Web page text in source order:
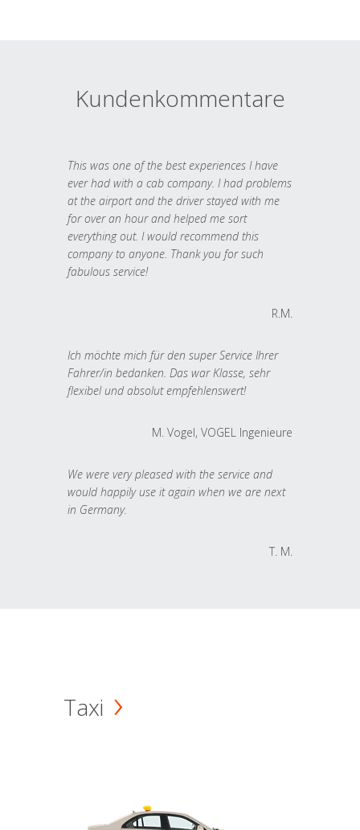
Kundenkommentare
This was one of the best experiences I have
ever had with a cab company. I had problems
at the airport and the driver stayed with me
for over an hour and helped me sort
everything out. I would recommend this
company to anyone. Thank you for such
fabulous service!
R.M.
Ich möchte mich für den super Service Ihrer
Fahrer/in bedanken. Das war Klasse, sehr
flexibel und absolut empfehlenswert!
M. Vogel, VOGEL Ingenieure
We were very pleased with the service and
would happily use it again when we are next
in Germany.
T. M.
Taxi